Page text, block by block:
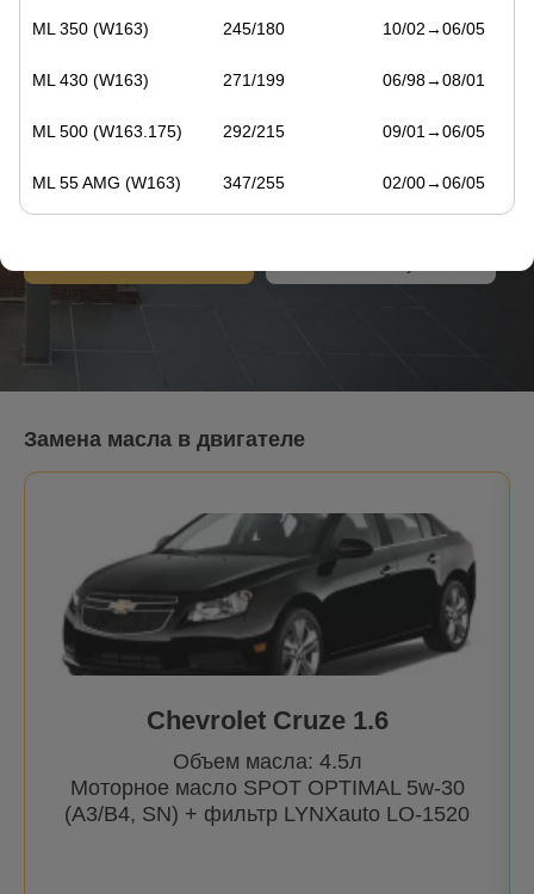
ML 350 (W163) 245/180 10/02→06/05
ML 430 (W163) 271/199 06/98→08/01
ML 500 (W163.175) 292/215 09/01→06/05
ML 55 AMG (W163) 347/255 02/00→06/05
ML 400 CDI (W163) 250/184 09/01→06/05
Замена масла в Санкт-
Петербурге
24 адресов станций
Замена масла в двигателе
Chevrolet Cruze 1.6
Объем масла: 4.5л
Моторное масло SPOT OPTIMAL 5w-30
(A3/B4, SN) + фильтр LYNXauto LO-1520